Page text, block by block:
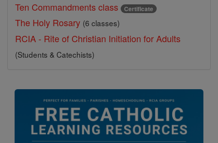
Ten Commandments class Certificate
The Holy Rosary (6 classes)
RCIA - Rite of Christian Initiation for Adults
(Students & Catechists)